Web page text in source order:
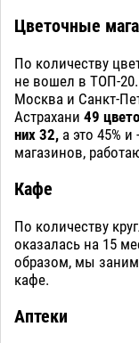
Цветочные
По количеству
не вошел в ТОП-
Москва и Санкт-
Астрахани 49
них 32, а это 45%
магазинов,
Кафе
По количеству
оказалась на 15
образом, мы
кафе.
Аптеки